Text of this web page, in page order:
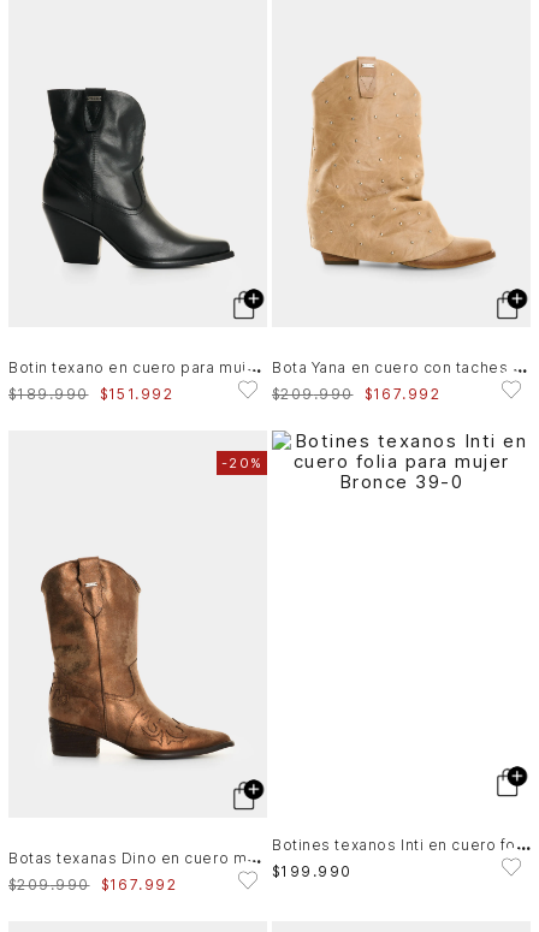
B
otin texano en cuero para mujer Isla
$189.990 $151 . 992
B
ota Yana en cuero con taches para mujer
$209.990 $167. 992
-20%
B
otas texanas Dino en cuero metalizado para mujer
$209.990 $167. 992
B
otines texanos Inti en cuero folia para mujer
$199 .990